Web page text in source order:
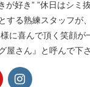
が好き” ”休日はシミ
する熟練スタッフが
に喜んで頂く笑顔が
屋さん』と呼んで下さ